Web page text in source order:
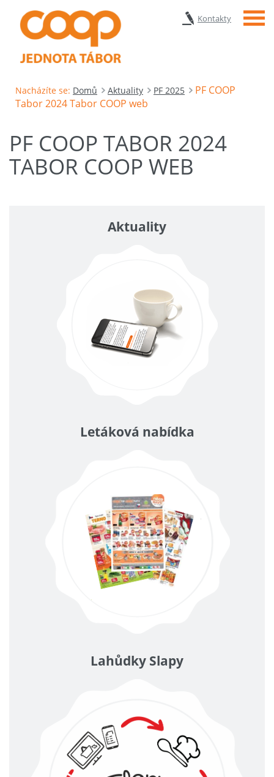
Kontakty Menu
Nacházíte se: Domů Aktuality PF 2025
PF COOP
Tabor 2024 Tabor COOP web
PF COOP TABOR 2024
TABOR COOP WEB
Aktuality
Letáková nabídka
Lahůdky Slapy